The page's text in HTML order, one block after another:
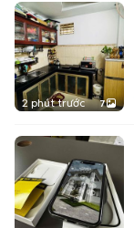
2 phút trước 7